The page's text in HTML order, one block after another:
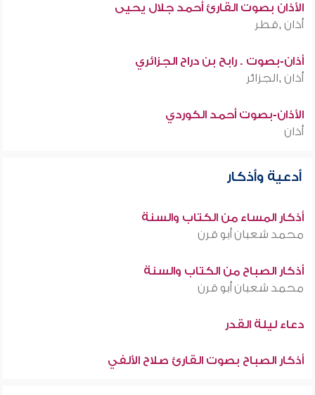
الأذان بصوت القارئ أحمد جلال يحيى
أذان ,قطر
أذان-بصوت . رابح بن دراح الجزائري
أذان ,الجزائر
الأذان-بصوت أحمد الكوردي
أذان
أدعية وأذكار
أذكار المساء من الكتاب والسنة
محمد شعبان أبو قرن
أذكار الصباح من الكتاب والسنة
محمد شعبان أبو قرن
دعاء ليلة القدر
أذكار الصباح بصوت القارئ صلاح الألفي